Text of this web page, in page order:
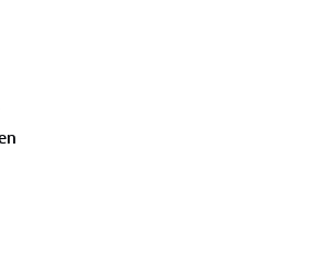
veilig jouw
sneeuw en ijs.
Sneeuwkettingen Perfect Fit
(KN-serie) zijn eenvoudig aan te
auto niet te verrijden tijdens de
voor personenwagens en
achter het wiel beperkt is. De
kunnen dus makkelijk meegenomen